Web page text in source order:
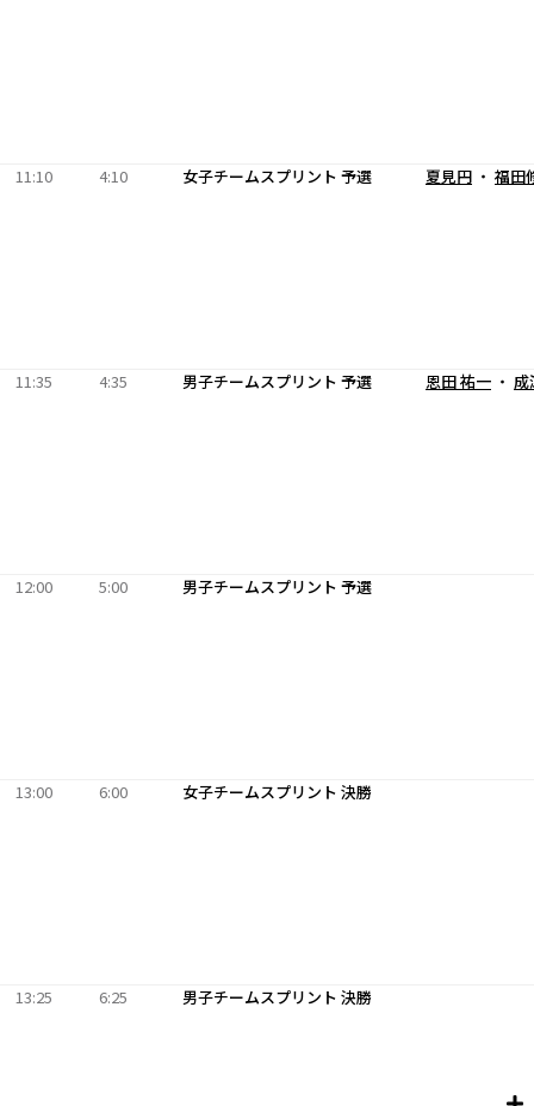
11:10 4:10 女子チームスプリント 予選 夏見円 ・ 福田
11:35 4:35 男子チームスプリント 予選 恩田 祐一 ・ 成
12:00 5:00 男子チームスプリント 予選
13:00 6:00 女子チームスプリント 決勝
13:25 6:25 男子チームスプリント 決勝